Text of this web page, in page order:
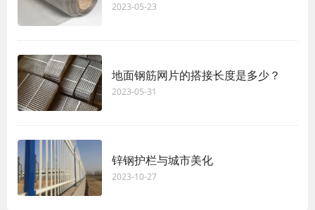
2023-05-23
地面钢筋网片的搭接长度是多少？
2023-05-31
锌钢护栏与城市美化
2023-10-27